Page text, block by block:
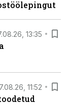
13:35
11:52